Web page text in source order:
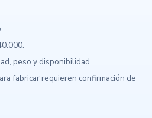
peso y disponibilidad.
fabricar requieren confirmación de